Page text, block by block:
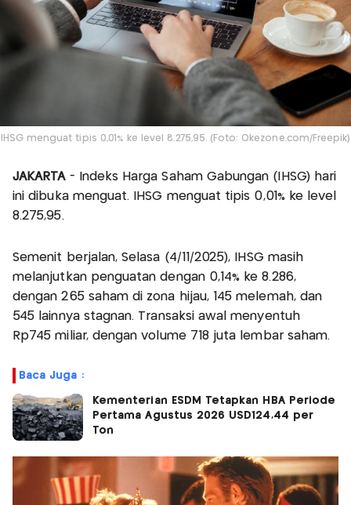
IHSG menguat tipis 0,01% ke level 8.275,95. (Foto: Okezone.com/Freepik)
JAKARTA - Indeks Harga Saham Gabungan (IHSG) hari
ini dibuka menguat. IHSG menguat tipis 0,01% ke level
8.275,95.
Semenit berjalan, Selasa (4/11/2025), IHSG masih
melanjutkan penguatan dengan 0,14% ke 8.286,
dengan 265 saham di zona hijau, 145 melemah, dan
545 lainnya stagnan. Transaksi awal menyentuh
Rp745 miliar, dengan volume 718 juta lembar saham.
Baca Juga :
Kementerian ESDM Tetapkan HBA Periode
Pertama Agustus 2026 USD124,44 per
Ton